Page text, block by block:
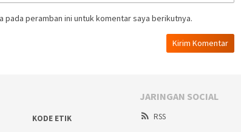
pada peramban ini untuk komentar saya berikutnya.
KODE ETIK
JARINGAN SOCIAL
RSS